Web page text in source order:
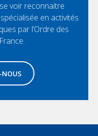
voir reconnaitre
en activités
par l’Ordre des